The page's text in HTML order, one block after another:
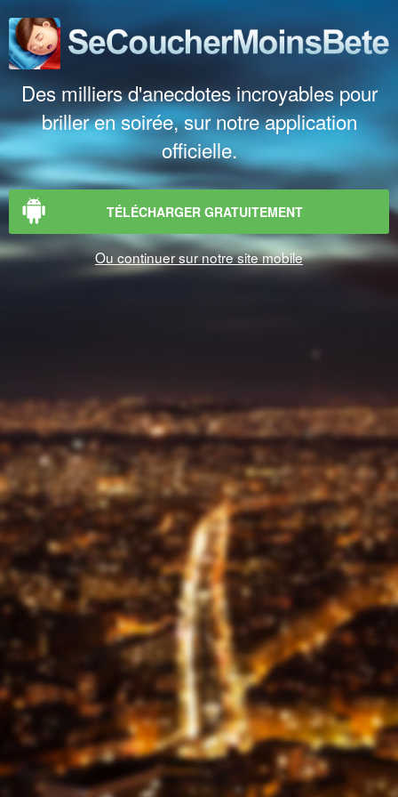
Des milliers d'anecdotes incroyables pour
briller en soirée, sur notre application
officielle.
TÉLÉCHARGER GRATUITEMENT
Ou continuer sur notre site mobile